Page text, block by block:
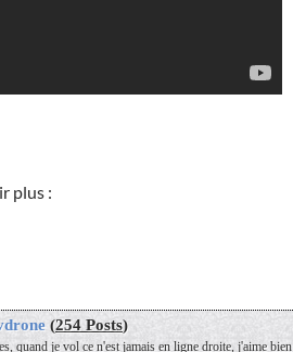
plus :
(254 Posts)
quand je vol ce n'est jamais en ligne droite, j'aime bien